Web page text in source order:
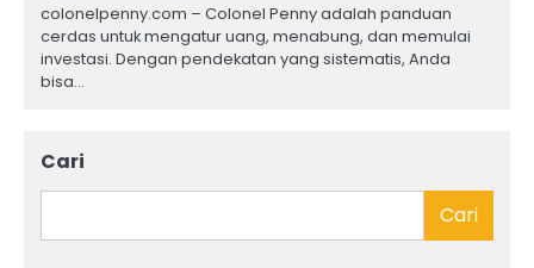
colonelpenny.com – Colonel Penny adalah panduan
cerdas untuk mengatur uang, menabung, dan memulai
investasi. Dengan pendekatan yang sistematis, Anda
bisa…
Cari
Cari